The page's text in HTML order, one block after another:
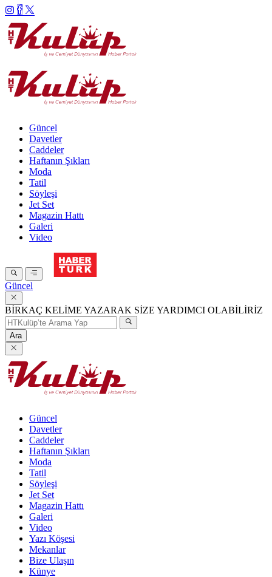
Güncel
Davetler
Caddeler
Haftanın Şıkları
Moda
Tatil
Söyleşi
Jet Set
Magazin Hattı
Galeri
Video
Güncel
BİRKAÇ KELİME YAZARAK SİZE YARDIMCI OLABİLİRİZ
Ara
Güncel
Davetler
Caddeler
Haftanın Şıkları
Moda
Tatil
Söyleşi
Jet Set
Magazin Hattı
Galeri
Video
Yazı Köşesi
Mekanlar
Bize Ulaşın
Künye